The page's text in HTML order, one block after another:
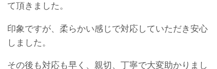
て頂きました。
印象ですが、柔らかい感じで対応していただき安心
しました。
その後も対応も早く、親切、丁寧で大変助かりまし